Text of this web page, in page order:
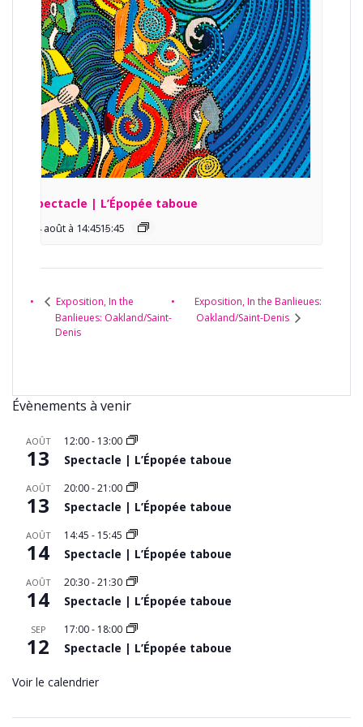
Spectacle | L’Épopée taboue
14 août à 14:45 -
15:45
Exposition, In the
Banlieues: Oakland/Saint-
Denis
Exposition, In the Banlieues:
Oakland/Saint-Denis
Évènements à venir
AOÛT
13
12:00- 13:00
Spectacle | L’Épopée taboue
AOÛT
13
20:00-21:00
Spectacle | L’Épopée taboue
AOÛT
14
14:45 - 15:45
Spectacle | L’Épopée taboue
AOÛT
14
20:30-21:30
Spectacle | L’Épopée taboue
SEP
12
17:00- 18:00
Spectacle | L’Épopée taboue
Voir le calendrier